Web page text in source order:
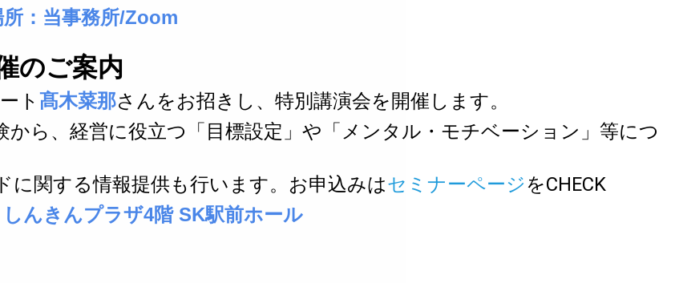
所：当事務所/Zoom
のご案内
ト 髙木菜那さんをお招きし、特別講演会を開催します。
ら、経営に役立つ「目標設定」や「メンタル・モチベーション」等につ
に関する情報提供も行います。お申込みはセミナーページをCHECK
んきんプラザ4階 SK駅前ホール